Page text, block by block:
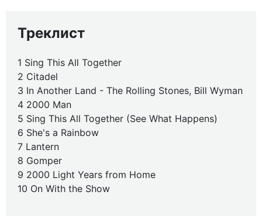
Треклист
1 Sing This All Together
2 Citadel
3 In Another Land - The Rolling Stones, Bill Wyman
4 2000 Man
5 Sing This All Together (See What Happens)
6 She's a Rainbow
7 Lantern
8 Gomper
9 2000 Light Years from Home
10 On With the Show